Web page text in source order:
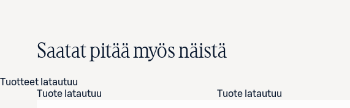
Saatat pitää myös näistä
Tuotteet latautuu
Tuote latautuu
Tuote latautuu